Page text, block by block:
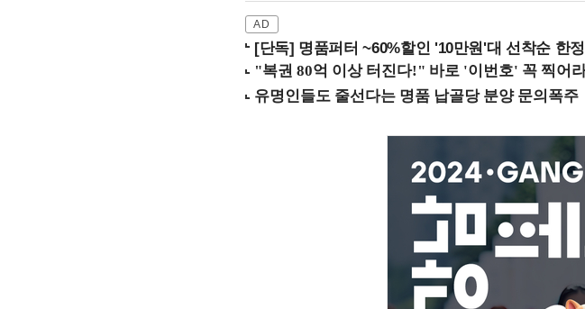
[단독] 명품퍼터 ~60%할인 '10만원'대 선착순 한